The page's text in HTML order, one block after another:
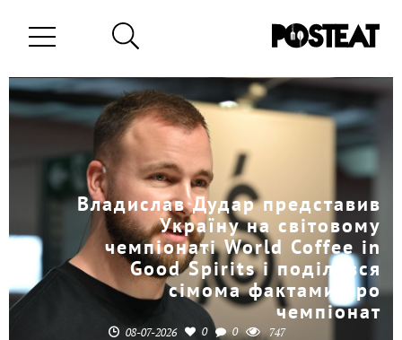
Владислав Дудар представив
Україну на світовому
чемпіонаті World Coffee in
Good Spirits і поділився
сімома фактами про
чемпіонат
08-07-2026 0 0 747